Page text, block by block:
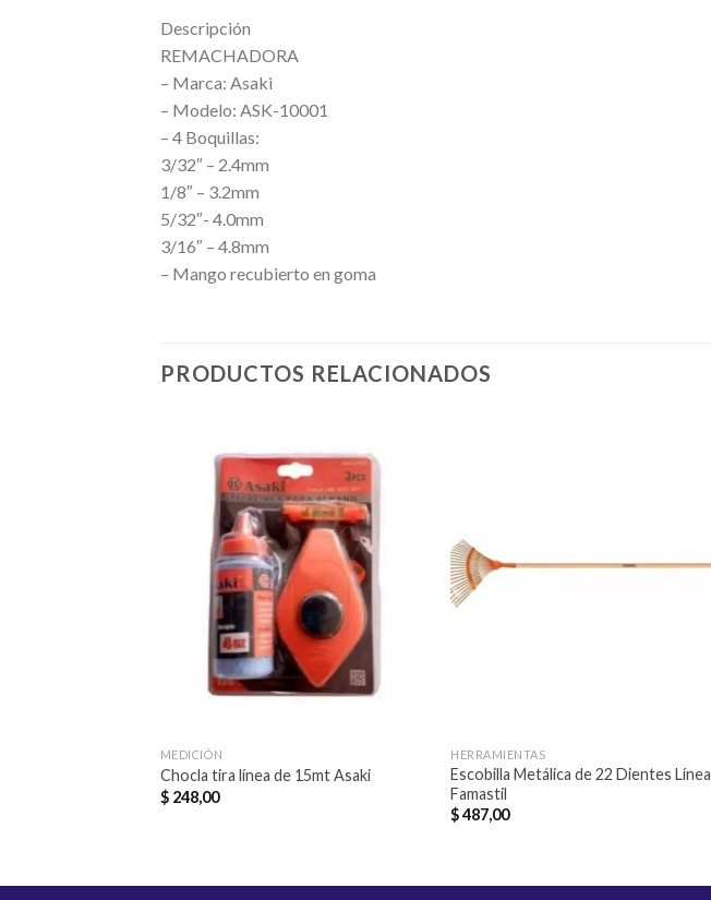
Descripción
REMACHADORA
– Marca: Asaki
– Modelo: ASK-10001
– 4 Boquillas:
3/32″ – 2.4mm
1/8″ – 3.2mm
5/32″- 4.0mm
3/16″ – 4.8mm
– Mango recubierto en goma
PRODUCTOS RELACIONADOS
Añadir
lista de
deseos
MEDICIÓN
Chocla tira línea de 15mt Asaki
$248,00
HERRAMIENTAS
Escobilla Metálica de 22 Dientes Línea
Famastil
$487,00